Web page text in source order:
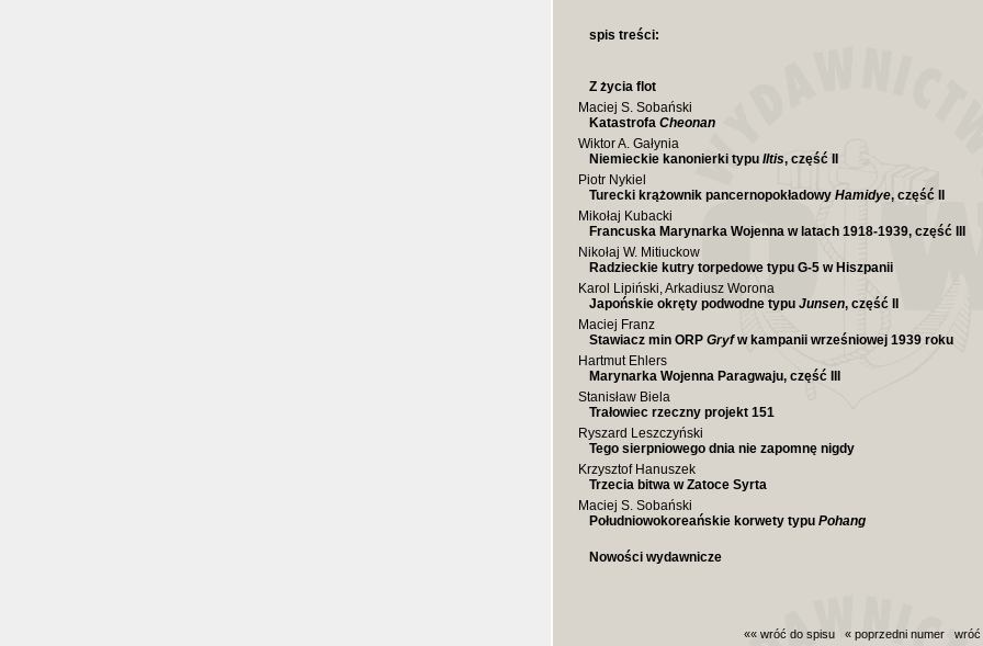
spis treści:
Z życia flot
Maciej S. Sobański
Katastrofa Cheonan
Wiktor A. Gałynia
Niemieckie kanonierki typu Iltis, część II
Piotr Nykiel
Turecki krążownik pancernopokładowy Hamidye, część II
Mikołaj Kubacki
Francuska Marynarka Wojenna w latach 1918-1939, część III
Nikołaj W. Mitiuckow
Radzieckie kutry torpedowe typu G-5 w Hiszpanii
Karol Lipiński, Arkadiusz Worona
Japońskie okręty podwodne typu Junsen, część II
Maciej Franz
Stawiacz min ORP Gryfw kampanii wrześniowej 1939 roku
Hartmut Ehlers
Marynarka Wojenna Paragwaju, część III
Stanisław Biela
Trałowiec rzeczny projekt 151
Ryszard Leszczyński
Tego sierpniowego dnia nie zapomnę nigdy
Krzysztof Hanuszek
Trzecia bitwa w Zatoce Syrta
Maciej S. Sobański
Południowokoreańskie korwety typu Pohang
Nowości wydawnicze
«« wróć do spisu « poprzedni numer wróć